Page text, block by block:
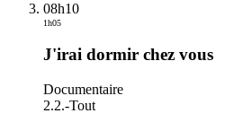
08h10
1h05
J'irai dormir chez vous
Documentaire
2.2.-Tout